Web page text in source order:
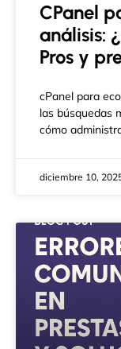
CPanel
análisis:
Pros y
cPanel para
las búsquedas
cómo
diciembre 10,